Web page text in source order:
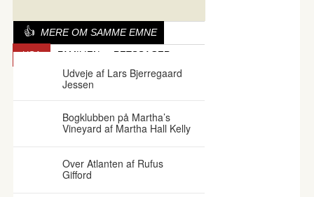
MERE OM SAMME EMNE
USA FAMILIEN RETSSAGER
Udveje af Lars Bjerregaard
Jessen
Bogklubben på Martha’s
Vineyard af Martha Hall Kelly
Over Atlanten af Rufus
Gifford